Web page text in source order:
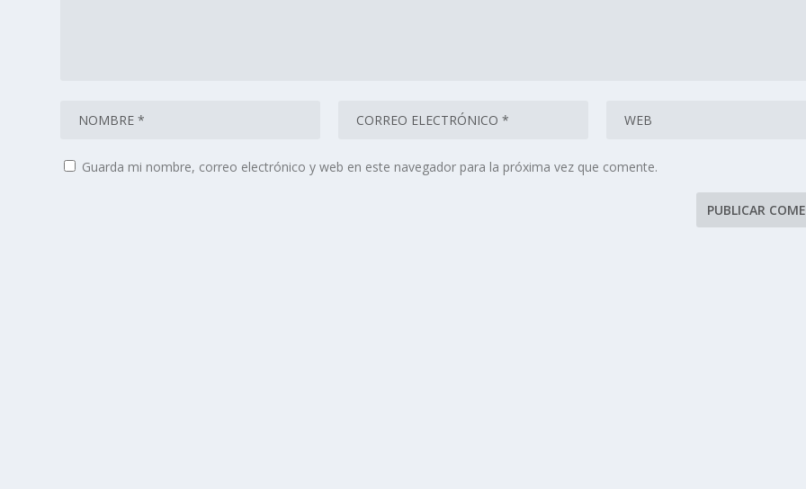
Guarda mi nombre, correo electrónico y web en este navegador para la próxima vez que comente.